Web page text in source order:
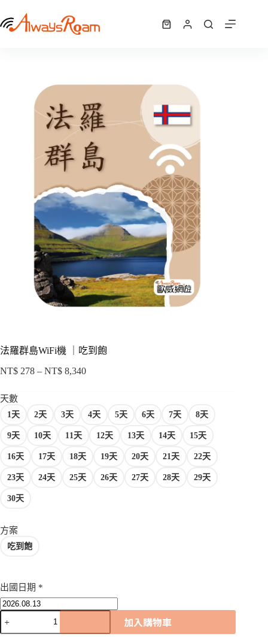
至
NT$278 –
圍：
到
NT$ 8,340
選擇規格
種
款
可
在
產
品
頁
面
選
擇
項
購
法羅群島WiFi機 ｜吃到飽
NT$ 278 – NT$ 8,340價
圍：
NT$ 8,340
天數
1天 2天 3天 4天 5天 6天 7天 8天
9天 10天 11天 12天 13天 14天 15天
16天 17天 18天 19天 20天 21天 22天
23天 24天 25天 26天 27天 28天 29天
30天
方案
吃到飽
出國日期 *
加入購物車